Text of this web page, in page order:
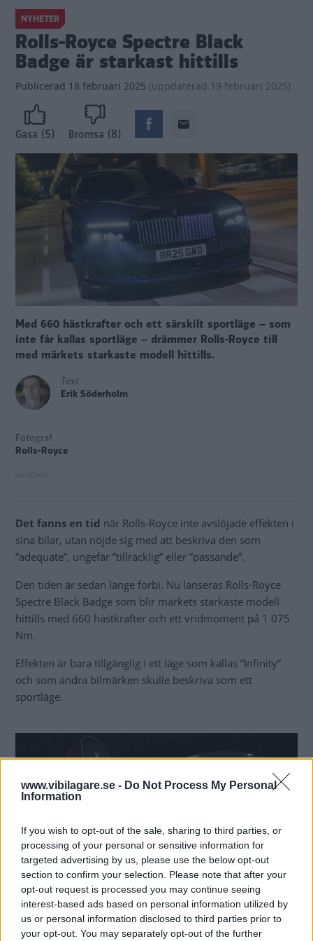
www.vibilagare.se - Do Not Process My Personal
Information
If you wish to opt-out of the sale, sharing to third parties, or
processing of your personal or sensitive information for
targeted advertising by us, please use the below opt-out
section to confirm your selection. Please note that after your
opt-out request is processed you may continue seeing
interest-based ads based on personal information utilized by
us or personal information disclosed to third parties prior to
your opt-out. You may separately opt-out of the further
NYHETER
Rolls-Royce Spectre Black
Badge är starkast hittills
Publicerad 18 februari 2025 (uppdaterad 19 februari 2025)
Gasa (5) Bromsa (8)
Med 660 hästkrafter och ett särskilt sportläge – som
inte får kallas sportläge – drämmer Rolls-Royce till
med märkets starkaste modell hittills.
Text
Erik Söderholm
Fotograf
Rolls-Royce
Det fanns en tid när Rolls-Royce inte avslöjade effekten i
sina bilar, utan nöjde sig med att beskriva den som
”adequate”, ungefär ”tillräcklig” eller ”passande”.
Den tiden är sedan länge förbi. Nu lanseras Rolls-Royce
Spectre Black Badge som blir märkets starkaste modell
hittills med 660 hästkrafter och ett vridmoment på 1 075
Nm.
Effekten är bara tillgänglig i ett läge som kallas ”Infinity”
och som andra bilmärken skulle beskriva som ett
sportläge.
Black Badge är Rolls-Royce försök att lansera ”sportigare” modeller för att
konkurrera med Bentley.